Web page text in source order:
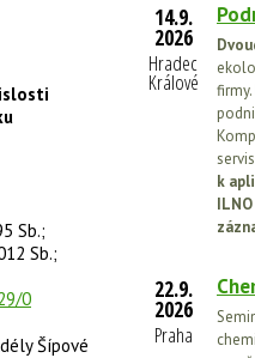
Sb.;
Sb.;
0
Šípové
14.9.
2026
Hradec
Králové
k
22.9.
2026
Praha